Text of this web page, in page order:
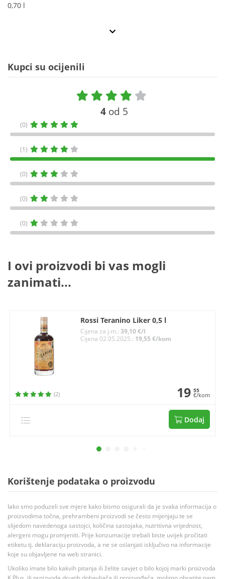
0,70 l
Kupci su ocijenili
4 od 5
(0)
(1)
(0)
(0)
(0)
I ovi proizvodi bi vas mogli
zanimati...
Rossi Teranino Liker 0,5 l
Cijena za j.m.:39,10 €/l
Cijena 02.05.2025.: 19,55 €/kom
(2) 19 55
€/kom
Dodaj
Korištenje podataka o proizvodu
Iako smo poduzeli sve mjere kako bismo osigurali da je svaka informacija o
proizvodima točna, prehrambeni proizvodi se često mijenjaju te se
slijedom navedenoga sastojci, količina sastojaka, nutritivna vrijednost,
alergeni mogu promjeniti. Prije konzumacije trebali biste uvijek pročitati
etiketu tj. deklaraciju proizvoda, a ne se oslanjati isključivo na informacije
koje su objavljene na web stranici.
Ukoliko imate bilo kakvih pitanja ili želite savjet o bilo kojoj marki proizvoda